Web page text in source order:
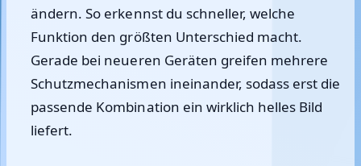
ändern. So erkennst du schneller, welche
Funktion den größten Unterschied macht.
Gerade bei neueren Geräten greifen mehrere
Schutzmechanismen ineinander, sodass erst die
passende Kombination ein wirklich helles Bild
liefert.